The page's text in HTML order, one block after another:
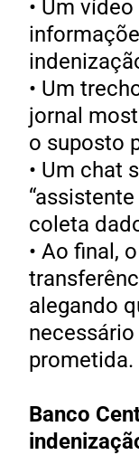
• Um
• Um
jornal
o suposto
• Um chat
coleta
• Ao final,
alegando
prometida.
Banco